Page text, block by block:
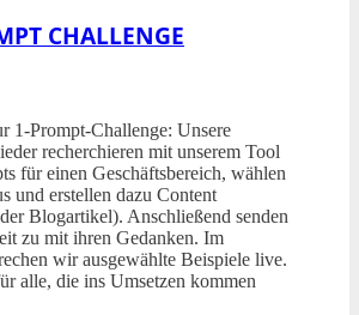
CHALLENGE
1-Prompt-Challenge: Unsere
recherchieren mit unserem Tool
für einen Geschäftsbereich, wählen
und erstellen dazu Content
Blogartikel). Anschließend senden
zu mit ihren Gedanken. Im
wir ausgewählte Beispiele live.
alle, die ins Umsetzen kommen